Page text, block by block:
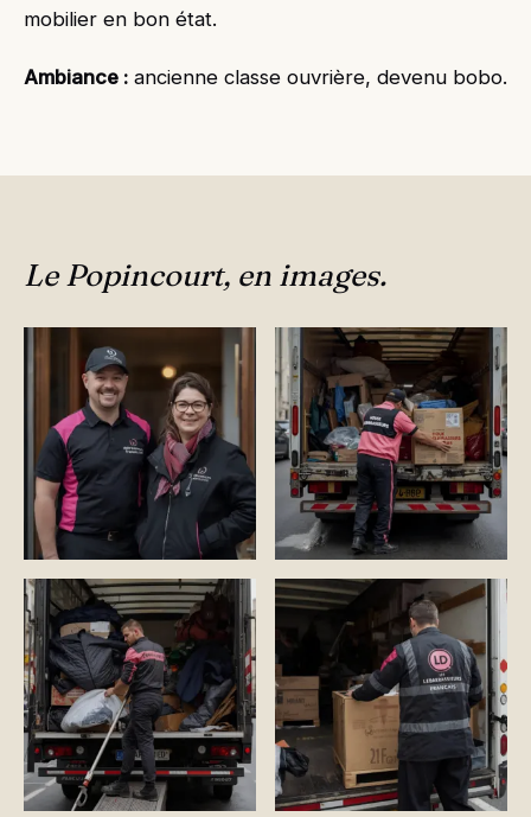
mobilier en bon état.
Ambiance : ancienne classe ouvrière, devenu bobo.
Le Popincourt, en images.